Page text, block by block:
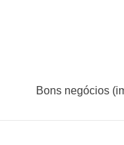
Bons negócios